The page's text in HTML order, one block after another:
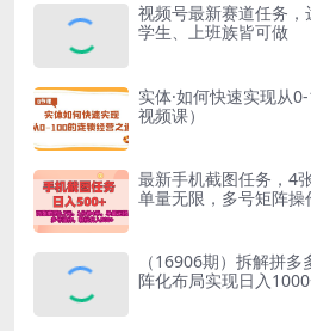
视频号最新赛道任务
学生、上班族皆可做
实体·如何快速实现从
视频课）
最新手机截图任务，4
单量无限，多号矩阵
（16906期）拆解拼
阵化布局实现日入